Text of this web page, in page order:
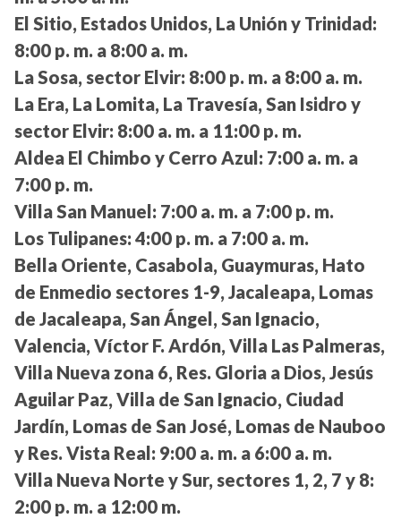
El Sitio, Estados Unidos, La Unión y Trinidad:
8:00 p. m. a 8:00 a. m.
La Sosa, sector Elvir: 8:00 p. m. a 8:00 a. m.
La Era, La Lomita, La Travesía, San Isidro y
sector Elvir: 8:00 a. m. a 11:00 p. m.
Aldea El Chimbo y Cerro Azul: 7:00 a. m. a
7:00 p. m.
Villa San Manuel: 7:00 a. m. a 7:00 p. m.
Los Tulipanes: 4:00 p. m. a 7:00 a. m.
Bella Oriente, Casabola, Guaymuras, Hato
de Enmedio sectores 1-9, Jacaleapa, Lomas
de Jacaleapa, San Ángel, San Ignacio,
Valencia, Víctor F. Ardón, Villa Las Palmeras,
Villa Nueva zona 6, Res. Gloria a Dios, Jesús
Aguilar Paz, Villa de San Ignacio, Ciudad
Jardín, Lomas de San José, Lomas de Nauboo
y Res. Vista Real: 9:00 a. m. a 6:00 a. m.
Villa Nueva Norte y Sur, sectores 1, 2, 7 y 8:
2:00 p. m. a 12:00 m.